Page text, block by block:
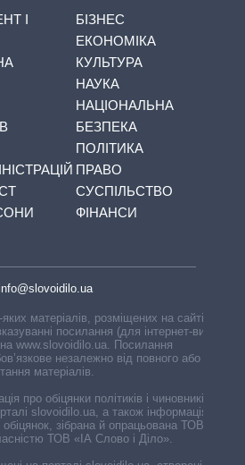
І
БІЗНЕС
ЕКОНОМІКА
КУЛЬТУРА
НАУКА
НАЦІОНАЛЬНА
БЕЗПЕКА
ПОЛІТИКА
ПРАВО
СУСПІЛЬСТВО
ФІНАНСИ
матеріалів, розміщених на сайті,
посилання (для інтернет-видань
www.slovoidilo.ua. Посилання
незалежно від повного або
матеріалів.
про обіцянки політиків і чиновників,
slovoidilo.ua, а також інформація про
зібрана й опрацьована ТОВ «ІА
ТОВ «ІА Слово і Діло».